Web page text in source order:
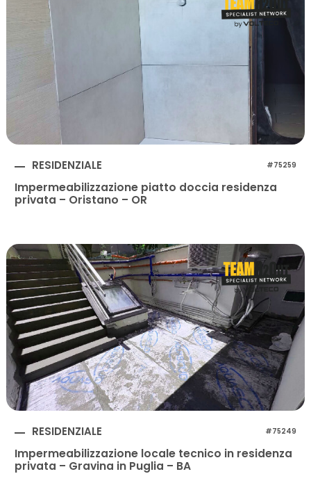
RESIDENZIALE #75259
Impermeabilizzazione piatto doccia residenza
privata – Oristano – OR
RESIDENZIALE #75249
Impermeabilizzazione locale tecnico in residenza
privata – Gravina in Puglia – BA